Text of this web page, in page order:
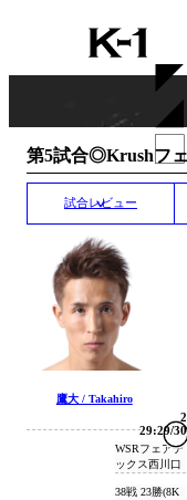
K-
1
第5試合◎Krushフ
試合レビュー
鷹大 / Takahiro
29:29/
WSRフェアテ
ックス西川口
38戦 23勝(8K